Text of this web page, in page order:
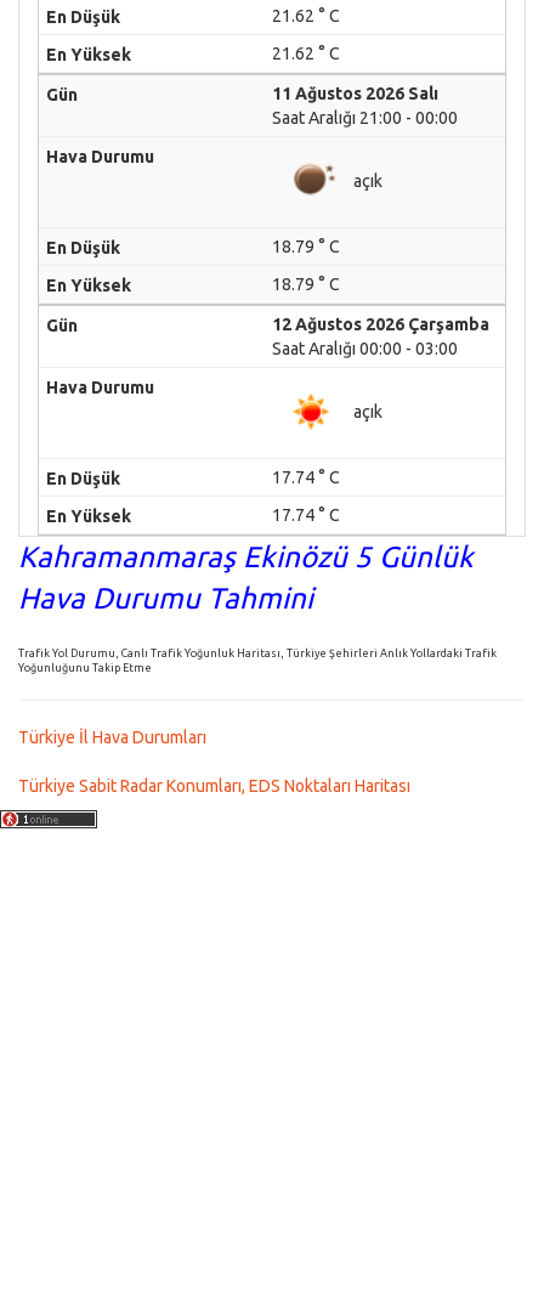
21.62 ° C
21.62 ° C
11 Ağustos 2026 Salı
Saat Aralığı 21:00 - 00:00
açık
18.79 ° C
18.79 ° C
12 Ağustos 2026 Çarşamba
Saat Aralığı 00:00 - 03:00
açık
17.74 ° C
17.74 ° C
Kahramanmaraş Ekinözü 5 Günlük
Hava Durumu Tahmini
Trafik Yol Durumu, Canlı Trafik Yoğunluk Haritası, Türkiye Şehirleri Anlık Yollardaki Trafik
Yoğunluğunu Takip Etme
Türkiye İl Hava Durumları
Türkiye Sabit Radar Konumları, EDS Noktaları Haritası